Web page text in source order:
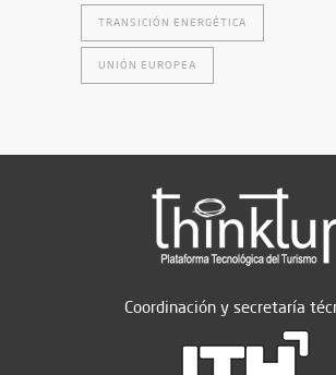
TRANSICIÓN ENERGÉTICA
UNIÓN EUROPEA
Coordinación y secretaría